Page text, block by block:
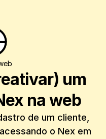
um
na web
de um cliente,
o Nex em